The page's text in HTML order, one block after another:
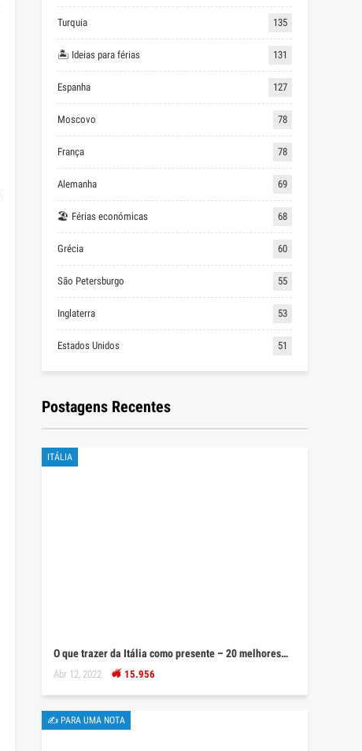
Turquia 135
🏝 Ideias para férias 131
Espanha 127
Moscovo 78
França 78
Alemanha 69
🏖 Férias económicas 68
Grécia 60
São Petersburgo 55
Inglaterra 53
Estados Unidos 51
Postagens Recentes
ITÁLIA
O que trazer da Itália como presente – 20 melhores…
Abr 12, 2022 15.956
✍ PARA UMA NOTA